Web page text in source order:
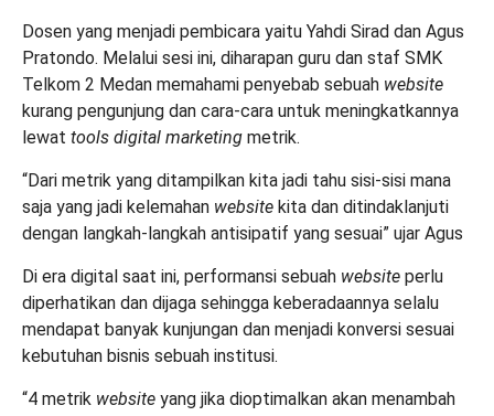
Dosen yang menjadi pembicara yaitu Yahdi Sirad dan Agus
Pratondo. Melalui sesi ini, diharapan guru dan staf SMK
Telkom 2 Medan memahami penyebab sebuah website
kurang pengunjung dan cara-cara untuk meningkatkannya
lewat tools digital marketing metrik.
“Dari metrik yang ditampilkan kita jadi tahu sisi-sisi mana
saja yang jadi kelemahan website kita dan ditindaklanjuti
dengan langkah-langkah antisipatif yang sesuai” ujar Agus
Di era digital saat ini, performansi sebuah website perlu
diperhatikan dan dijaga sehingga keberadaannya selalu
mendapat banyak kunjungan dan menjadi konversi sesuai
kebutuhan bisnis sebuah institusi.
“4 metrik website yang jika dioptimalkan akan menambah